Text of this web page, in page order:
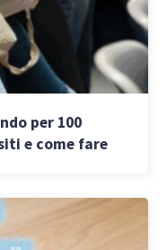
per 100
e come fare